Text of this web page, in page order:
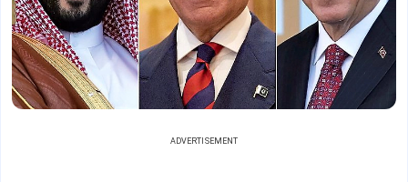
ADVERTISEMENT